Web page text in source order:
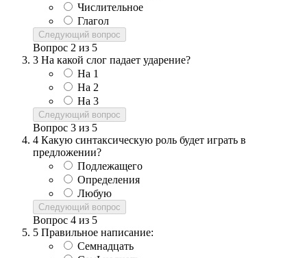
Числительное
Глагол
Следующий вопрос
Вопрос 2 из 5
3 На какой слог падает ударение?
На 1
На 2
На 3
Следующий вопрос
Вопрос 3 из 5
4 Какую синтаксическую роль будет играть в
предложении?
Подлежащего
Определения
Любую
Следующий вопрос
Вопрос 4 из 5
5 Правильное написание:
Семнадцать